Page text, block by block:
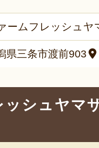
ームフレッシュヤ
県三条市渡前903
ッシュヤマ